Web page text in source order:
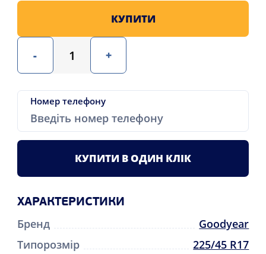
- +
КУПИТИ
Номер телефону
КУПИТИ В ОДИН КЛІК
ХАРАКТЕРИСТИКИ
Бренд
Goodyear
Типорозмір
225/45 R17